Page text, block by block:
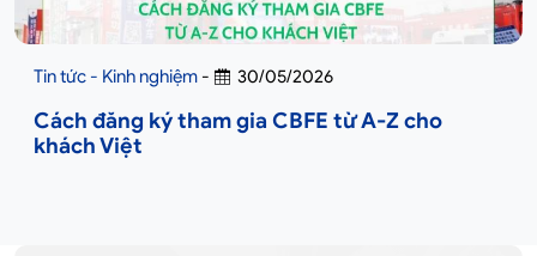
Tin tức - Kinh nghiệm - 30/05/2026
Cách đăng ký tham gia CBFE từ A-Z cho
khách Việt